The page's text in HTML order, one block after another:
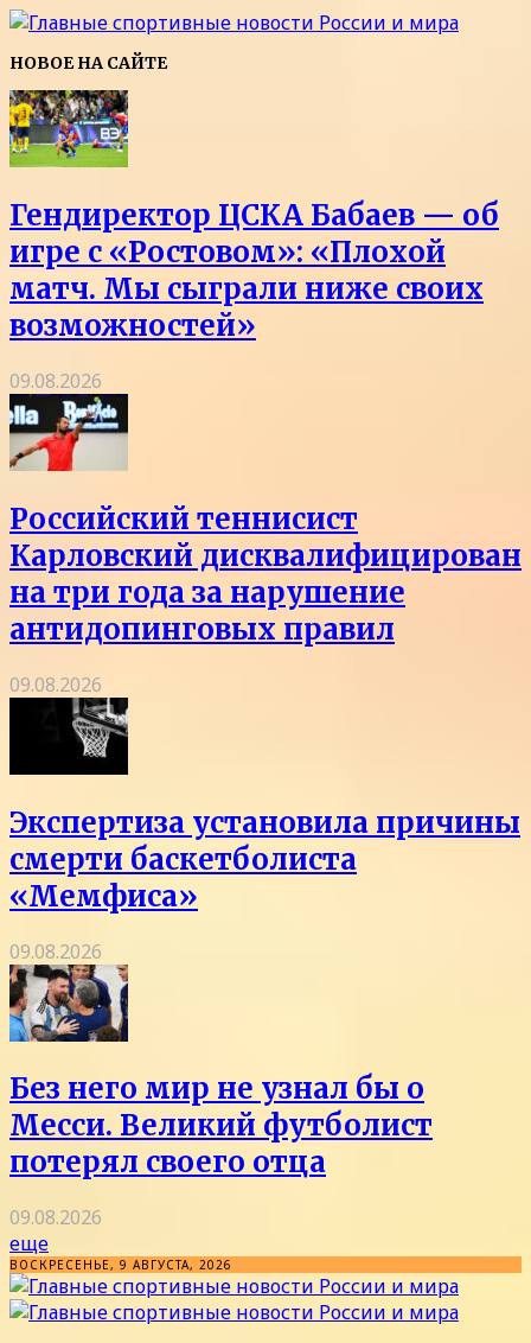
НОВОЕ НА САЙТЕ
Гендиректор ЦСКА Бабаев — об
игре с «Ростовом»: «Плохой
матч. Мы сыграли ниже своих
возможностей»
09.08.2026
Российский теннисист
Карловский дисквалифицирован
на три года за нарушение
антидопинговых правил
09.08.2026
Экспертиза установила причины
смерти баскетболиста
«Мемфиса»
09.08.2026
Без него мир не узнал бы о
Месси. Великий футболист
потерял своего отца
09.08.2026
еще
ВОСКРЕСЕНЬЕ, 9 АВГУСТА, 2026